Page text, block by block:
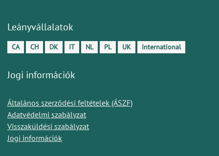
Leányvállalatok
CA CH DK IT NL PL UK International
Jogi információk
Általános szerződési feltételek (ÁSZF)
Adatvédelmi szabályzat
Visszaküldési szabályzat
Jogi információk